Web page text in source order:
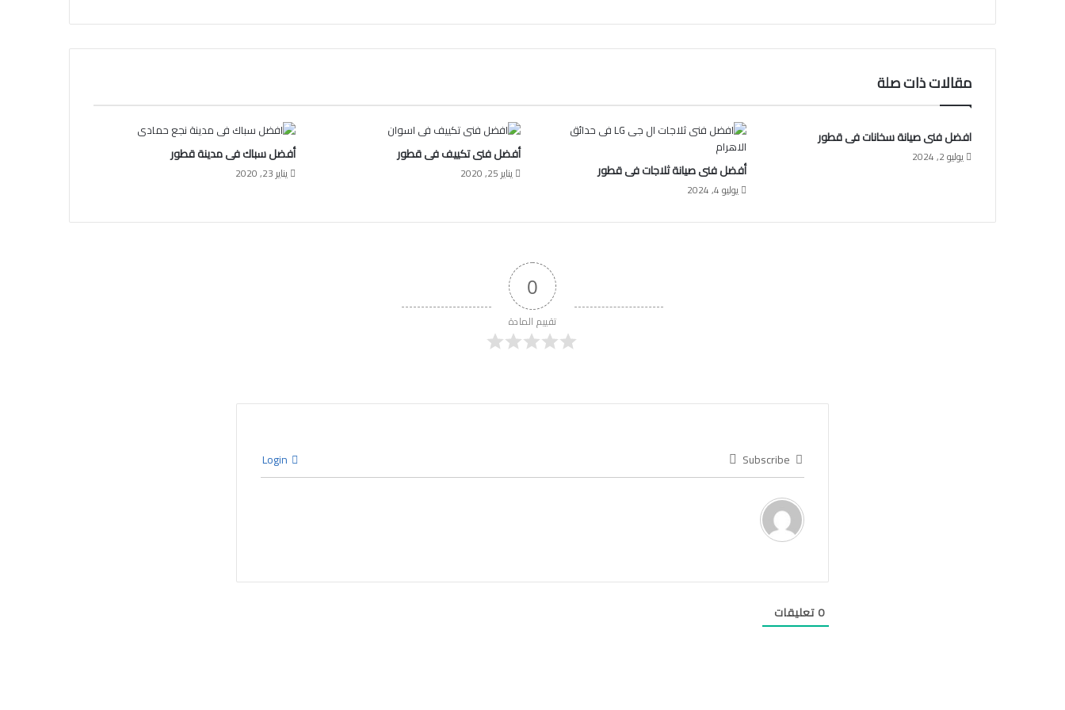
مقالات ذات صلة
افضل فنى صيانة سخانات فى قطور
يوليو 2, 2024
أفضل فنى صيانة ثلاجات فى قطور
يوليو 4, 2024
أفضل فنى تكييف فى قطور
يناير 25, 2020
أفضل سباك فى مدينة قطور
يناير 23, 2020
0
تقييم المادة
Subscribe
0تعليقات